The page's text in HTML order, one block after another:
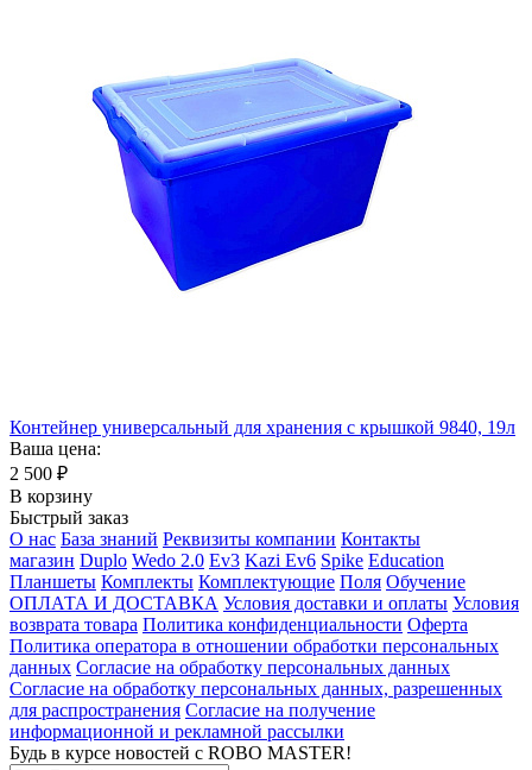
Контейнер универсальный для хранения с крышкой 9840, 19л
Ваша цена:
2 500 ₽
В корзину
Быстрый заказ
О нас База знаний Реквизиты компании Контакты
магазин Duplo Wedo 2.0 Ev3 Kazi Ev6 Spike Education
Планшеты Комплекты Комплектующие Поля Обучение
ОПЛАТА И ДОСТАВКА Условия доставки и оплаты Условия
возврата товара Политика конфиденциальности Оферта
Политика оператора в отношении обработки персональных
данных Согласие на обработку персональных данных
Согласие на обработку персональных данных, разрешенных
для распространения Согласие на получение
информационной и рекламной рассылки
Будь в курсе новостей с ROBO MASTER!